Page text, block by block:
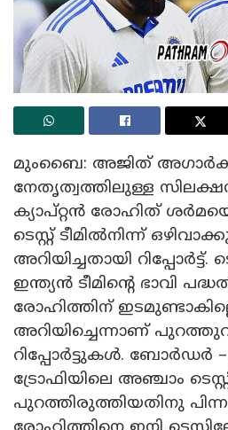
മുംബൈ: അജിത്
നേതൃത്വത്തിലുള്ള സിലക്ഷൻ
ക്യാപ്റ്റൻ രോഹിത്
ടെസ്റ്റ് ടീമിൽനിന്ന്
അറിയിച്ചതായി റിപ്പോർട്ട്.
ഇന്ത്യൻ ടീമിന്റെ ഭാവി
രോഹിത്തിന്
അറിയിച്ചെന്നാണ്
റിപ്പോർട്ടുകൾ. ബോർഡർ
ട്രോഫിയിലെ അഞ്ചാം
പുറത്തിരുത്തിയതിനു